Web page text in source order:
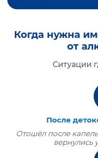
Когда нужна
от
Ситуации
После
Отошёл после
вернулись